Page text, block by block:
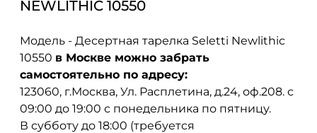
NEWLITHIC 10550
Модель - Десертная тарелка Seletti Newlithic
10550 в Москве можно забрать
самостоятельно по адресу:
123060, г.Москва, Ул. Расплетина, д.24, оф.208. с
09:00 до 19:00 с понедельника по пятницу.
В субботу до 18:00 (требуется